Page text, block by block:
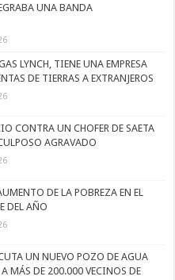
UNA BANDA
LYNCH, TIENE UNA EMPRESA
DE TIERRAS A EXTRANJEROS
CONTRA UN CHOFER DE SAETA
AGRAVADO
DE LA POBREZA EN EL
DEL AÑO
UN NUEVO POZO DE AGUA
MÁS DE 200.000 VECINOS DE